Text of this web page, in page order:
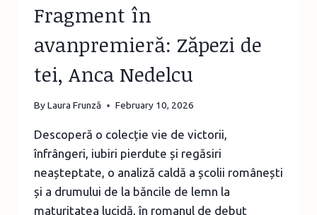
Fragment în
avanpremieră: Zăpezi de
tei, Anca Nedelcu
ByLaura Frunză February 10, 2026
Descoperă o colecție vie de victorii,
înfrângeri, iubiri pierdute și regăsiri
neașteptate, o analiză caldă a școlii românești
și a drumului de la băncile de lemn la
maturitatea lucidă, în romanul de debut